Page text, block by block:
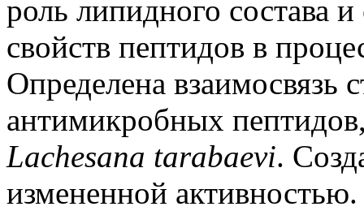
роль липидного состава
свойств пептидов в
Определена взаимосвязь
антимикробных
Lachesana tarabaevi.
измененной активностью.